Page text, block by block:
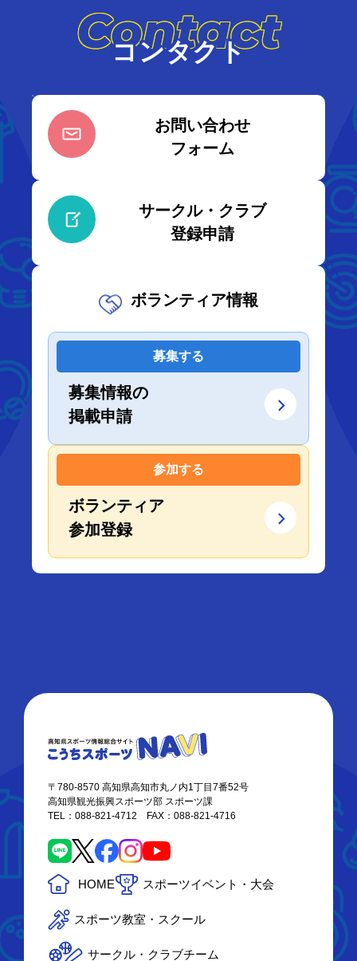
Contact
コンタクト
お問い合わせ
フォーム
サークル・クラブ
登録申請
ボランティア情報
募集する
募集情報の
掲載申請
参加する
ボランティア
参加登録
〒780-8570 高知県高知市丸ノ内1丁目7番52号
高知県観光振興スポーツ部 スポーツ課
TEL：088-821-4712 FAX：088-821-4716
HOME スポーツイベント・大会
スポーツ教室・スクール
サークル・クラブチーム